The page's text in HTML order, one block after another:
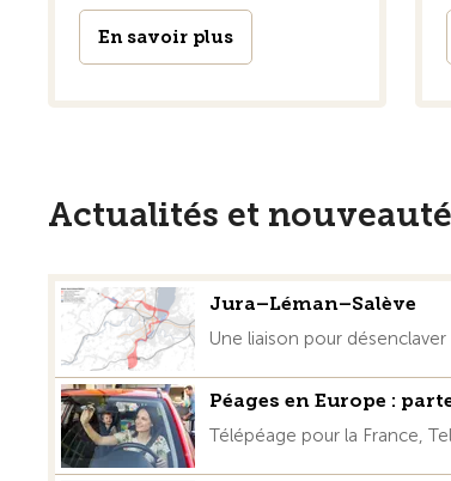
En savoir plus
Actualités et
Jura–Léman–Salève
Une liaison pour
Péages en Europe :
Télépéage pour la France,